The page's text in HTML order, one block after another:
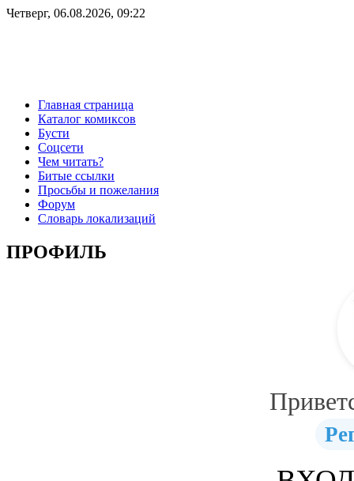
Четверг, 06.08.2026, 09:22
Главная страница
Каталог комиксов
Бусти
Соцсети
Чем читать?
Битые ссылки
Просьбы и пожелания
Форум
Словарь локализаций
ПРОФИЛЬ